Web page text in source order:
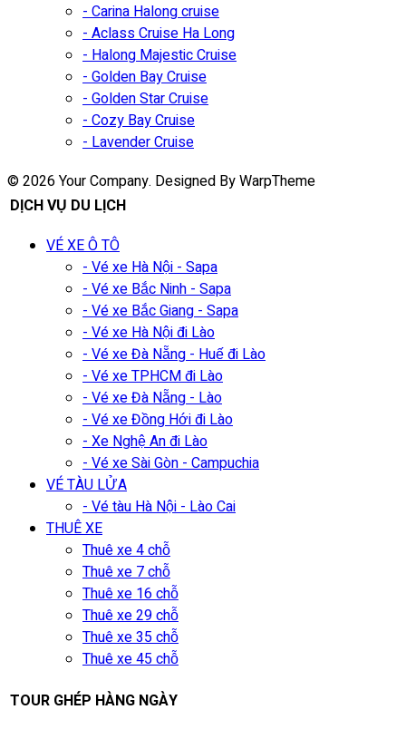
- Carina Halong cruise
- Aclass Cruise Ha Long
- Halong Majestic Cruise
- Golden Bay Cruise
- Golden Star Cruise
- Cozy Bay Cruise
- Lavender Cruise
© 2026 Your Company. Designed By WarpTheme
DỊCH VỤ DU LỊCH
VÉ XE Ô TÔ
- Vé xe Hà Nội - Sapa
- Vé xe Bắc Ninh - Sapa
- Vé xe Bắc Giang - Sapa
- Vé xe Hà Nội đi Lào
- Vé xe Đà Nẵng - Huế đi Lào
- Vé xe TPHCM đi Lào
- Vé xe Đà Nẵng - Lào
- Vé xe Đồng Hới đi Lào
- Xe Nghệ An đi Lào
- Vé xe Sài Gòn - Campuchia
VÉ TÀU LỬA
- Vé tàu Hà Nội - Lào Cai
THUÊ XE
Thuê xe 4 chỗ
Thuê xe 7 chỗ
Thuê xe 16 chỗ
Thuê xe 29 chỗ
Thuê xe 35 chỗ
Thuê xe 45 chỗ
TOUR GHÉP HÀNG NGÀY